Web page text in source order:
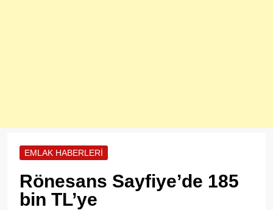
EMLAK HABERLERI
Rönesans Sayfiye’de 185
bin TL’ye